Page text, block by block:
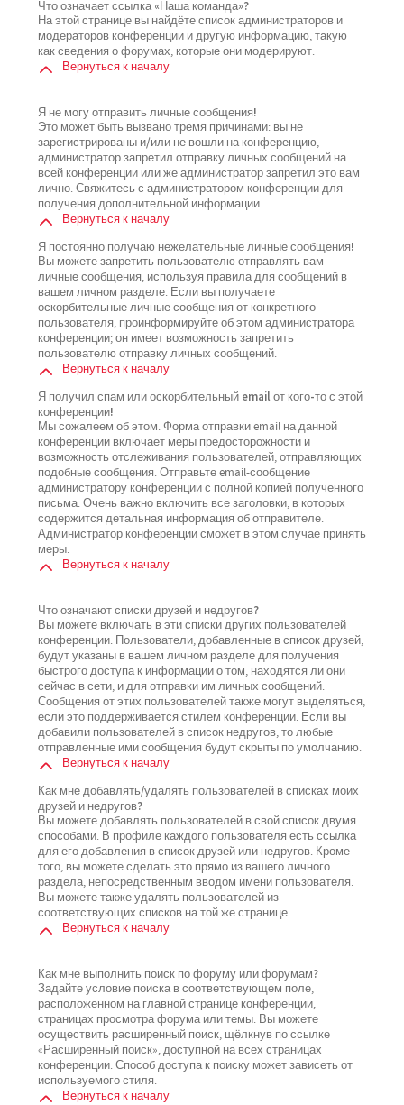
Что означает ссылка «Наша команда»?
На этой странице вы найдёте список администраторов и
модераторов конференции и другую информацию, такую
как сведения о форумах, которые они модерируют.
Вернуться к началу
Я не могу отправить личные сообщения!
Это может быть вызвано тремя причинами: вы не
зарегистрированы и/или не вошли на конференцию,
администратор запретил отправку личных сообщений на
всей конференции или же администратор запретил это вам
лично. Свяжитесь с администратором конференции для
получения дополнительной информации.
Вернуться к началу
Я постоянно получаю нежелательные личные сообщения!
Вы можете запретить пользователю отправлять вам
личные сообщения, используя правила для сообщений в
вашем личном разделе. Если вы получаете
оскорбительные личные сообщения от конкретного
пользователя, проинформируйте об этом администратора
конференции; он имеет возможность запретить
пользователю отправку личных сообщений.
Вернуться к началу
Я получил спам или оскорбительный email от кого-то с этой
конференции!
Мы сожалеем об этом. Форма отправки email на данной
конференции включает меры предосторожности и
возможность отслеживания пользователей, отправляющих
подобные сообщения. Отправьте email-сообщение
администратору конференции с полной копией полученного
письма. Очень важно включить все заголовки, в которых
содержится детальная информация об отправителе.
Администратор конференции сможет в этом случае принять
меры.
Вернуться к началу
Что означают списки друзей и недругов?
Вы можете включать в эти списки других пользователей
конференции. Пользователи, добавленные в список друзей,
будут указаны в вашем личном разделе для получения
быстрого доступа к информации о том, находятся ли они
сейчас в сети, и для отправки им личных сообщений.
Сообщения от этих пользователей также могут выделяться,
если это поддерживается стилем конференции. Если вы
добавили пользователей в список недругов, то любые
отправленные ими сообщения будут скрыты по умолчанию.
Вернуться к началу
Как мне добавлять/удалять пользователей в списках моих
друзей и недругов?
Вы можете добавлять пользователей в свой список двумя
способами. В профиле каждого пользователя есть ссылка
для его добавления в список друзей или недругов. Кроме
того, вы можете сделать это прямо из вашего личного
раздела, непосредственным вводом имени пользователя.
Вы можете также удалять пользователей из
соответствующих списков на той же странице.
Вернуться к началу
Как мне выполнить поиск по форуму или форумам?
Задайте условие поиска в соответствующем поле,
расположенном на главной странице конференции,
страницах просмотра форума или темы. Вы можете
осуществить расширенный поиск, щёлкнув по ссылке
«Расширенный поиск», доступной на всех страницах
конференции. Способ доступа к поиску может зависеть от
используемого стиля.
Вернуться к началу